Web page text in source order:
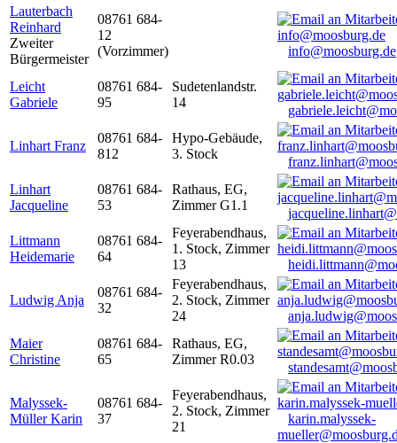
Lauterbach
Reinhard
Zweiter
Bürgermeister
08761 684-
12
(Vorzimmer)
info@moosburg.de
Leicht
Gabriele
08761 684-
95
Sudetenlandstr.
14
Linhart Franz
08761 684-
812
Hypo-Gebäude,
3. Stock
Linhart
Jacqueline
08761 684-
53
Rathaus, EG,
Zimmer G1.1
Littmann
Heidemarie
08761 684-
64
Feyerabendhaus,
1. Stock, Zimmer
13
Ludwig Anja
08761 684-
32
Feyerabendhaus,
2. Stock, Zimmer
24
Maier
Christine
08761 684-
65
Rathaus, EG,
Zimmer R0.03
Malyssek-
Müller Karin
08761 684-
37
Feyerabendhaus,
2. Stock, Zimmer
21
karin.malyssek-